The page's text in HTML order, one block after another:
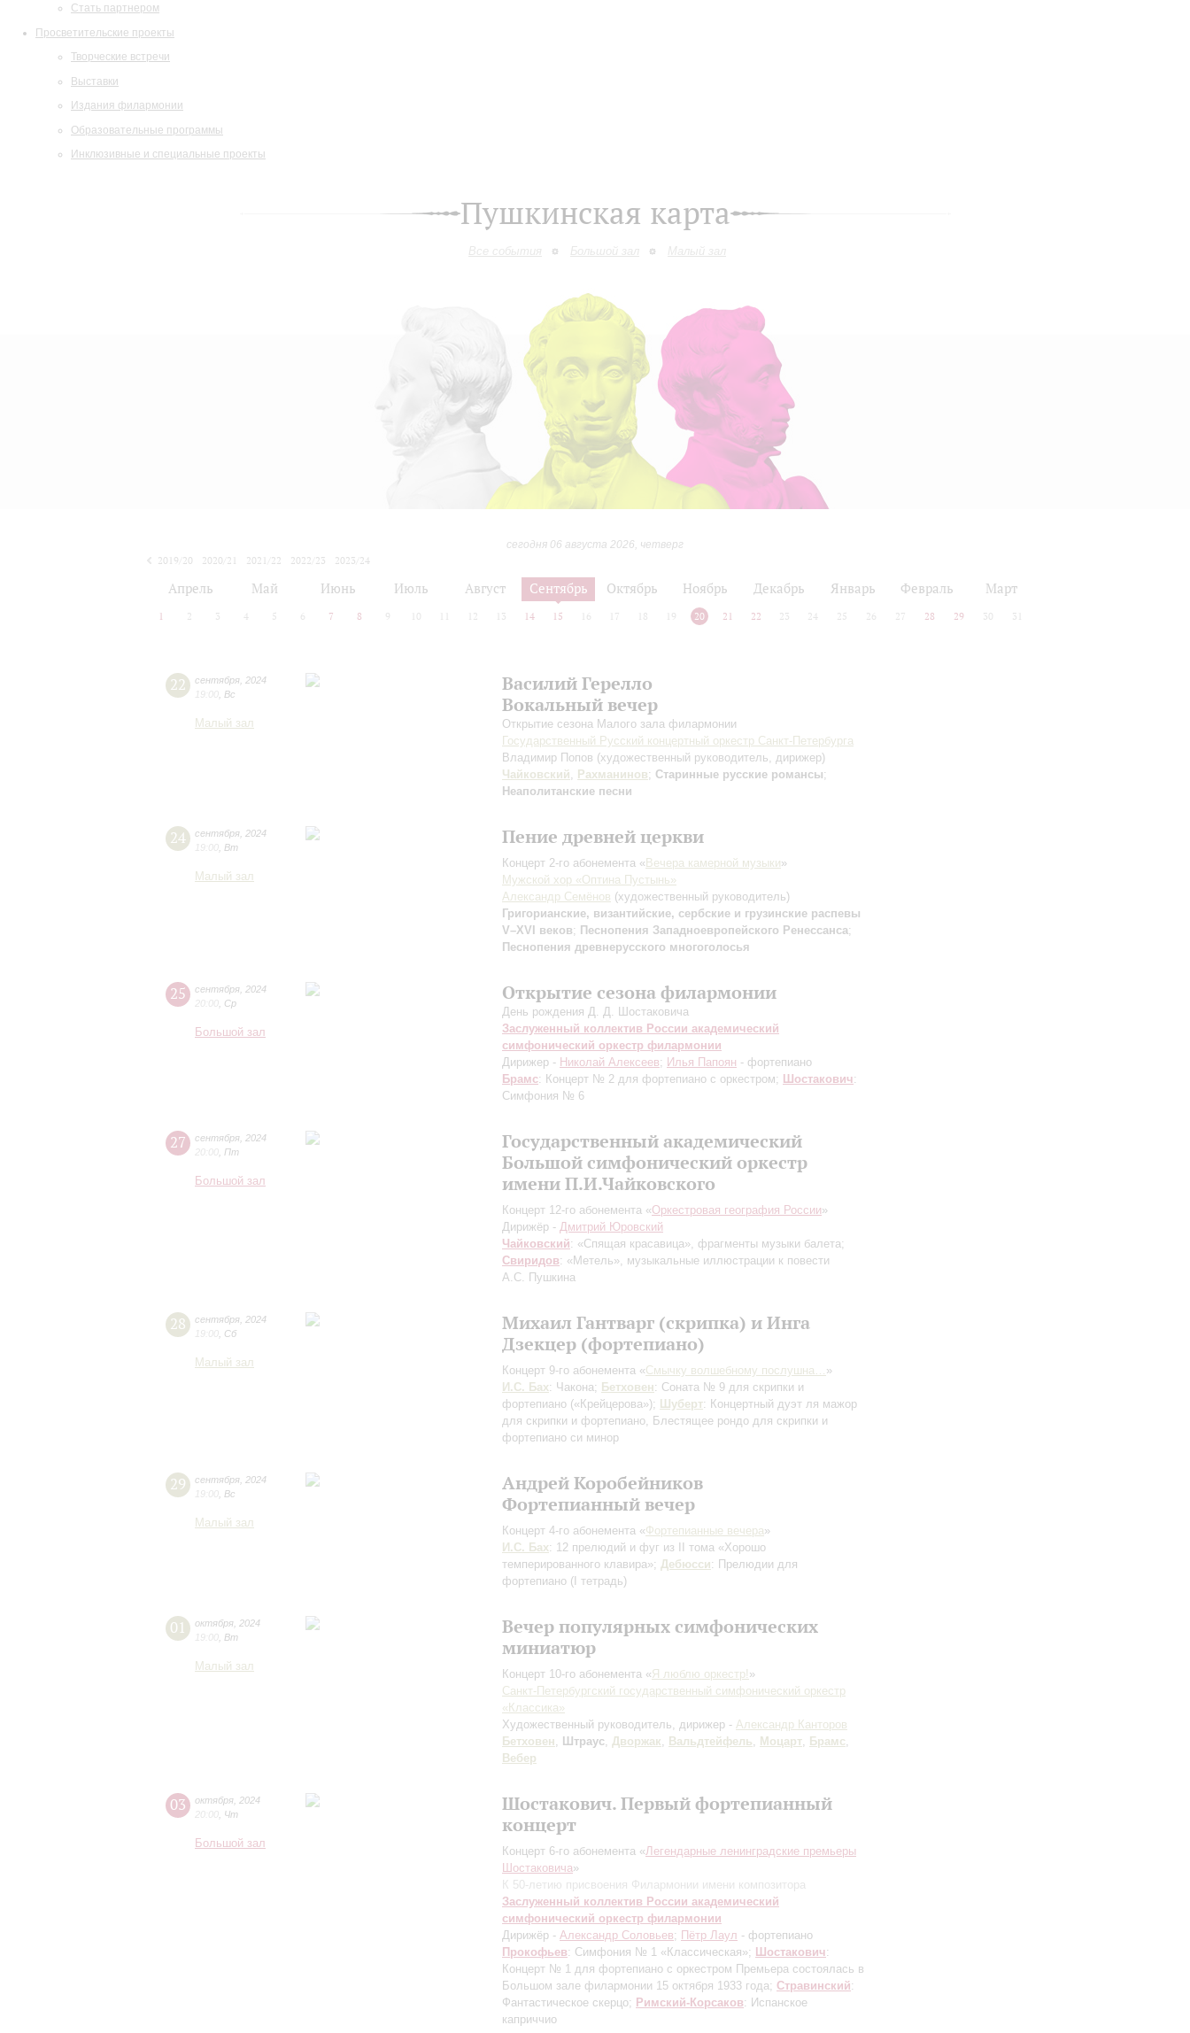
Стать партнером
Просветительские проекты
Творческие встречи
Выставки
Издания филармонии
Образовательные программы
Инклюзивные и специальные проекты
Пушкинская карта
Все события Большой зал Малый зал
сегодня 06 августа 2026, четверг
2019/20
2020/21 2021/22 2022/23
2023/24
Апрель Май Июнь Июль Август Сентябрь Октябрь Ноябрь Декабрь Январь Февраль Март
1 2 3 4 5 6 7 8 9 10 12 13 14 15 16 17 18 19 20 21 22 23 24 25 26 27 28 29 30 31
22 сентября 2024
19:00 Вс
Малый зал
Василий Герелло
Вокальный вечер
Открытие сезона Малого зала филармонии
Государственный Русский концертный оркестр Санкт-Петербурга
Владимир Попов (художественный руководитель, дирижер)
Чайковский, Рахманинов; Старинные русские романсы;
Неаполитанские песни
24 сентября 2024
19:00 Вт
Малый зал
Пение древней церкви
Концерт 2-го абонемента « Вечера камерной музыки»
Мужской хор «Оптина Пустынь»
Александр Семёнов (художественный руководитель)
Григорианские, византийские, сербские и грузинские распевы
V–XVI веков; Песнопения Западноевропейского Ренессанса;
Песнопения древнерусского многоголосья
25 сентября 2024
20:00 Ср
Большой зал
Открытие сезона филармонии
День рождения Д. Д. Шостаковича
Заслуженный коллектив России академический
симфонический оркестр филармонии
Дирижер - Николай Алексеев; Илья Папоян - фортепиано
Брамс: Концерт № 2 для фортепиано с оркестром; Шостакович:
Симфония № 6
27 сентября 2024
20:00 Пт
Большой зал
Государственный академический
Большой симфонический оркестр
имени П.И.Чайковского
Концерт 12-го абонемента «Оркестровая география России»
Дирижёр - Дмитрий Юровский
Чайковский: «Спящая красавица», фрагменты музыки балета;
Свиридов: «Метель», музыкальные иллюстрации к повести
А.С. Пушкина
28 сентября 2024
19:00 Сб
Малый зал
Михаил Гантварг (скрипка) и Инга
Дзекцер (фортепиано)
Концерт 9-го абонемента «Смычку волшебному послушна… »
И.С. Бах: Чакона; Бетховен: Соната № 9 для скрипки и
фортепиано («Крейцерова»); Шуберт: Концертный дуэт ля мажор
для скрипки и фортепиано, Блестящее рондо для скрипки и
фортепиано си минор
29 сентября 2024
19:00 Вс
Малый зал
Андрей Коробейников
Фортепианный вечер
Концерт 4-го абонемента «Фортепианные вечера»
И.С. Бах: 12 прелюдий и фуг из II тома «Хорошо
темперированного клавира»; Дебюсси: Прелюдии для
фортепиано (I тетрадь)
01 октября 2024
19:00 Вт
Малый зал
Вечер популярных симфонических
миниатюр
Концерт 10-го абонемента «Я люблю оркестр! »
Санкт-Петербургский государственный симфонический оркестр
«Классика»
Художественный руководитель, дирижер - Александр Канторов
Бетховен, Штраус, Дворжак, Вальдтейфель, Моцарт, Брамс,
Вебер
03 октября 2024
20:00 Чт
Большой зал
Шостакович. Первый фортепианный
концерт
Концерт 6-го абонемента «Легендарные ленинградские премьеры
Шостаковича»
К 50-летию присвоения Филармонии имени композитора
Заслуженный коллектив России академический
симфонический оркестр филармонии
Дирижёр - Александр Соловьев; Пётр Лаул - фортепиано
Прокофьев: Симфония № 1 «Классическая»; Шостакович:
Концерт № 1 для фортепиано с оркестром Премьера состоялась в
Большом зале филармонии 15 октября 1933 года; Стравинский:
Фантастическое скерцо; Римский-Корсаков: Испанское
каприччио